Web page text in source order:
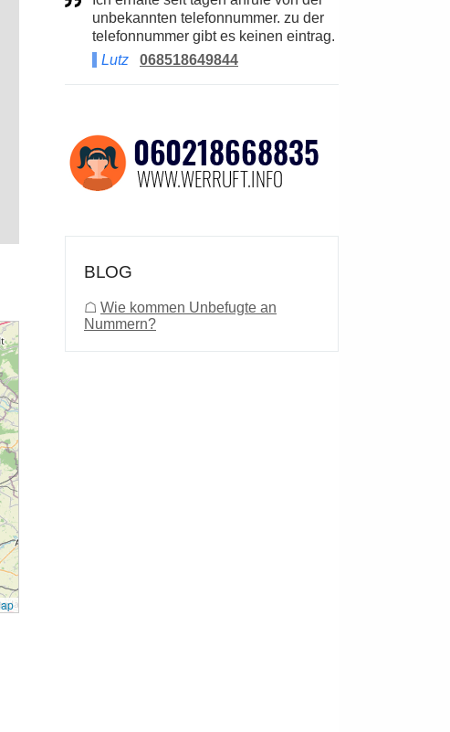
unbekannten telefonnummer. zu der
telefonnummer gibt es keinen eintrag.
Lutz
068518649844
BLOG
☖ Wie kommen Unbefugte an
Nummern?